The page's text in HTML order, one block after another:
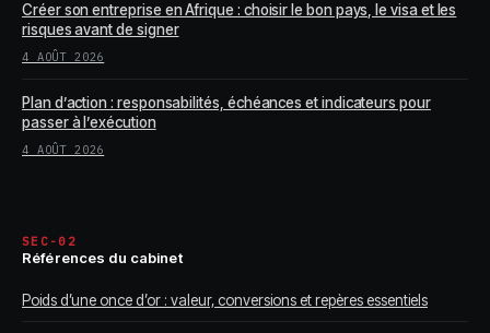
Créer son entreprise en Afrique : choisir le bon pays, le visa et les
risques avant de signer
4 AOÛT 2026
Plan d’action : responsabilités, échéances et indicateurs pour
passer à l’exécution
4 AOÛT 2026
SEC-02
Références du cabinet
Poids d’une once d’or : valeur, conversions et repères essentiels